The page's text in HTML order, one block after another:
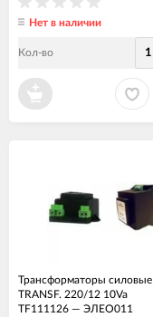
Нет в наличии
Кол-во
Трансформаторы силовые
TRANSF. 220/12 10Va
TF111126 — ЭЛЕО011